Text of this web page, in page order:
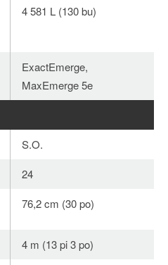
4 581 L (130 bu)
ExactEmerge,
MaxEmerge 5e
S.O.
24
76,2 cm (30 po)
4 m (13 pi 3 po)